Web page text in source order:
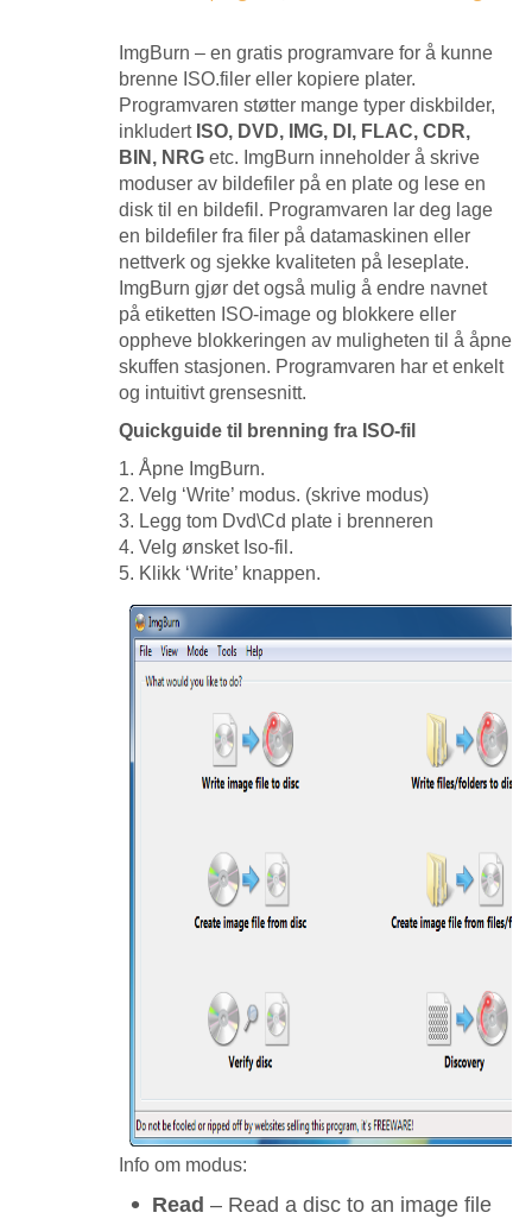
ImgBurn – en gratis programvare for å kunne
brenne ISO.filer eller kopiere plater.
Programvaren støtter mange typer diskbilder,
inkludert ISO, DVD, IMG, DI, FLAC, CDR,
BIN, NRG etc. ImgBurn inneholder å skrive
moduser av bildefiler på en plate og lese en
disk til en bildefil. Programvaren lar deg lage
en bildefiler fra filer på datamaskinen eller
nettverk og sjekke kvaliteten på leseplate.
ImgBurn gjør det også mulig å endre navnet
på etiketten ISO-image og blokkere eller
oppheve blokkeringen av muligheten til å åpne
skuffen stasjonen. Programvaren har et enkelt
og intuitivt grensesnitt.
Quickguide til brenning fra ISO-fil
1. Åpne ImgBurn.
2. Velg ‘Write’ modus. (skrive modus)
3. Legg tom Dvd\Cd plate i brenneren
4. Velg ønsket Iso-fil.
5. Klikk ‘Write’ knappen.
Info om modus:
Read – Read a disc to an image file